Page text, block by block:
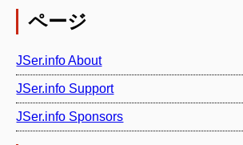
ページ
JSer.info About
JSer.info Support
JSer.info Sponsors